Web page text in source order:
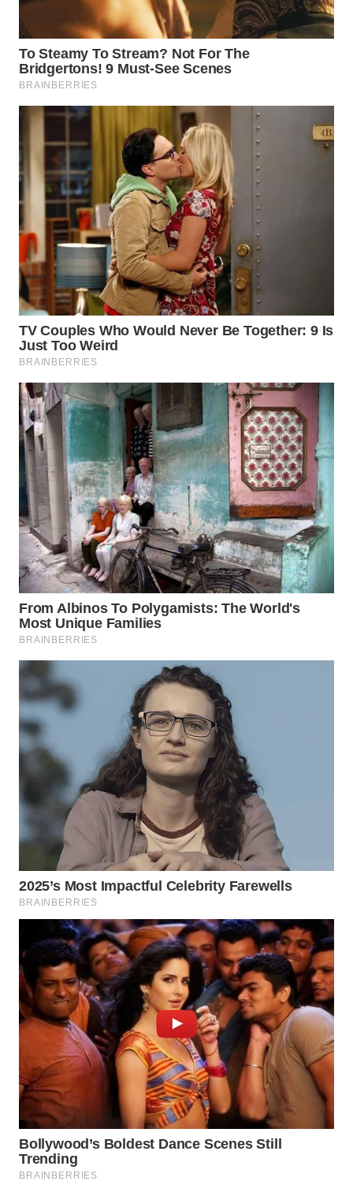
KARAWANG
WN
BEKASI
BOGOR
WN
DEPOK
WN
TAPANULI
UTARA
WN
SAMOSIR
PADANG
LAWAS
SUMEDANG
WN
CIANJUR
WN
KEPULAUAN
WN
TANGERANG
WN
BINJAI
WN
CIREBON
WN
INDRAMAYU
WN
KUNINGAN
WN
MAJALENGKA
WN
SUBANG
SUKABUMI
WN
PURWAKARTA
WN